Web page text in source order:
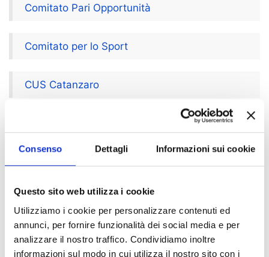
Consenso Dettagli Informazioni sui cookie
Questo sito web utilizza i cookie
Utilizziamo i cookie per personalizzare contenuti ed
annunci, per fornire funzionalità dei social media e per
analizzare il nostro traffico. Condividiamo inoltre
informazioni sul modo in cui utilizza il nostro sito con i
Comitato Pari Opportunità
Comitato per lo Sport
CUS Catanzaro
Laboratori di informatica